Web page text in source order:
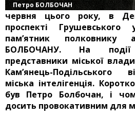
Петро БОЛБОЧАН
червня цього року, в
проспекті Грушевського
пам’ятник
БОЛБОЧАНУ. На
представники міської
Кам’янець-Подільського
міська інтелігенція.
був Петро Болбочан, і
досить провокативним для